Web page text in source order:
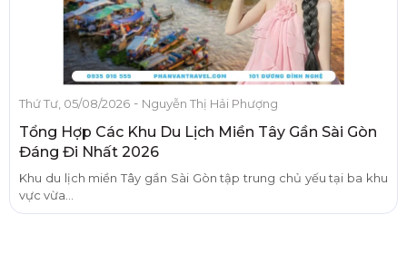
Thứ Tư, 05/08/2026 - Nguyễn Thị Hải Phượng
Tổng Hợp Các Khu Du Lịch Miền Tây Gần Sài Gòn
Đáng Đi Nhất 2026
Khu du lịch miền Tây gần Sài Gòn tập trung chủ yếu tại ba khu
vực vừa...